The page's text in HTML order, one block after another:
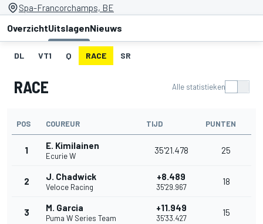
Spa-Francorchamps, BE
OverzichtUitslagenNieuws
DL VT1 Q RACE SR
RACE Alle statistieken
POS COUREUR TIJD PUNTEN
1 E. Kimilainen
Ecurie W
35'21.478 25
2 J. Chadwick
Veloce Racing
+8.489
35'29.967
18
3 M. Garcia
Puma W Series Team
+11.949
35'33.427
15